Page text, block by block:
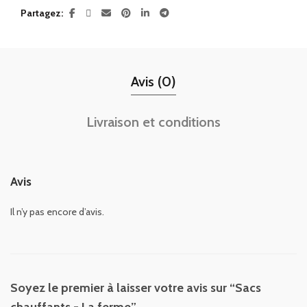
Partagez
Avis (0)
Livraison et conditions
Avis
Il n’y pas encore d’avis.
Soyez le premier à laisser votre avis sur “Sacs